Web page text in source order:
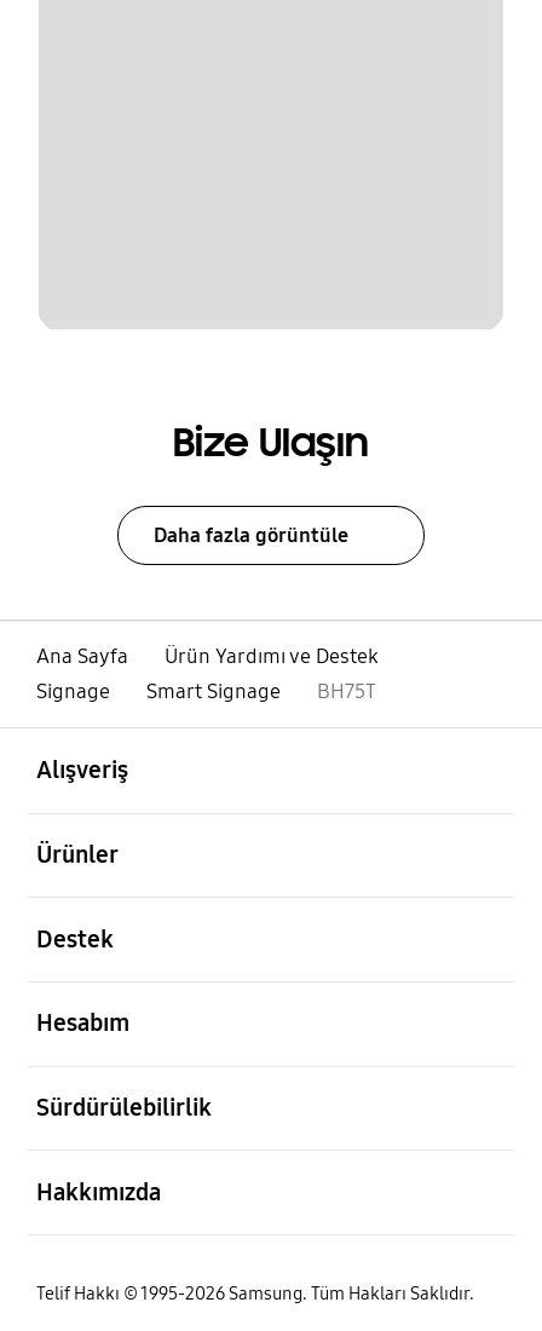
Bize Ulaşın
Daha fazla görüntüle
Ana Sayfa
Ürün Yardımı ve Destek
Signage
Smart Signage BH75T
Alışveriş
Ürünler
Destek
Hesabım
Sürdürülebilirlik
Hakkımızda
Telif Hakkı © 1995-2026 Samsung. Tüm Hakları Saklıdır.